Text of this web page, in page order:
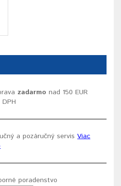
zadarmo nad 150 EUR
a pozáručný servisViac
poradenstvo